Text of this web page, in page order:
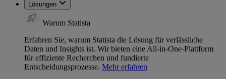
Lösungen
Warum Statista
Erfahren Sie, warum Statista die Lösung für verlässliche
Daten und Insights ist. Wir bieten eine All-in-One-Plattform
für effiziente Recherchen und fundierte
Entscheidungsprozesse. Mehr erfahren